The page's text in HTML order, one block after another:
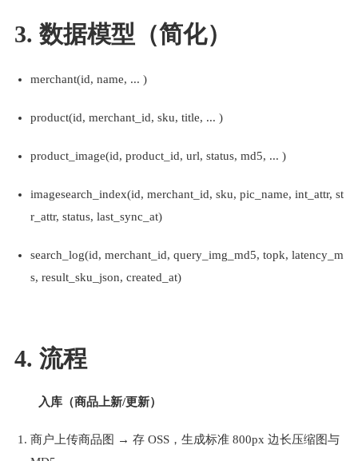
3. 数据模型（简化）
merchant(id, name, ... )
product(id, merchant_id, sku, title, ... )
product_image(id, product_id, url, status, md5, ... )
imagesearch_index(id, merchant_id, sku, pic_name, int_attr, st
r_attr, status, last_sync_at)
search_log(id, merchant_id, query_img_md5, topk, latency_m
s, result_sku_json, created_at)
4. 流程
入库（商品上新/更新）
商户上传商品图 → 存 OSS，生成标准 800px 边长压缩图与